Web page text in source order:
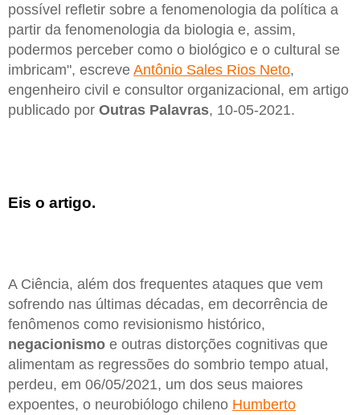
possível refletir sobre a fenomenologia da política a
partir da fenomenologia da biologia e, assim,
podermos perceber como o biológico e o cultural se
imbricam", escreve Antônio Sales Rios Neto,
engenheiro civil e consultor organizacional, em artigo
publicado por Outras Palavras, 10-05-2021.
Eis o artigo.
A Ciência, além dos frequentes ataques que vem
sofrendo nas últimas décadas, em decorrência de
fenômenos como revisionismo histórico,
negacionismo e outras distorções cognitivas que
alimentam as regressões do sombrio tempo atual,
perdeu, em 06/05/2021, um dos seus maiores
expoentes, o neurobiólogo chileno Humberto